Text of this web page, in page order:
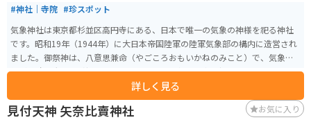
#神社｜寺院 #珍スポット
気象神社は東京都杉並区高円寺にある、日本で唯一の気象の神様を祀る神社
です。昭和19年（1944年）に大日本帝国陸軍の陸軍気象部の構内に造営され
ました。御祭神は、八意思兼命（やごころおもいかねのみこと）で、気象条
件が戦略に大きな影響を与えることから、予報の適中を祈願する場として設
れており、特に晴天を願う「晴守り」などのお守りが人気です。歴史的背景
とユニークな祭神の存在で、大事な日の晴れを願って、毎日のように日本各
詳しく見る
見付天神 矢奈比賣神社 お気に入り